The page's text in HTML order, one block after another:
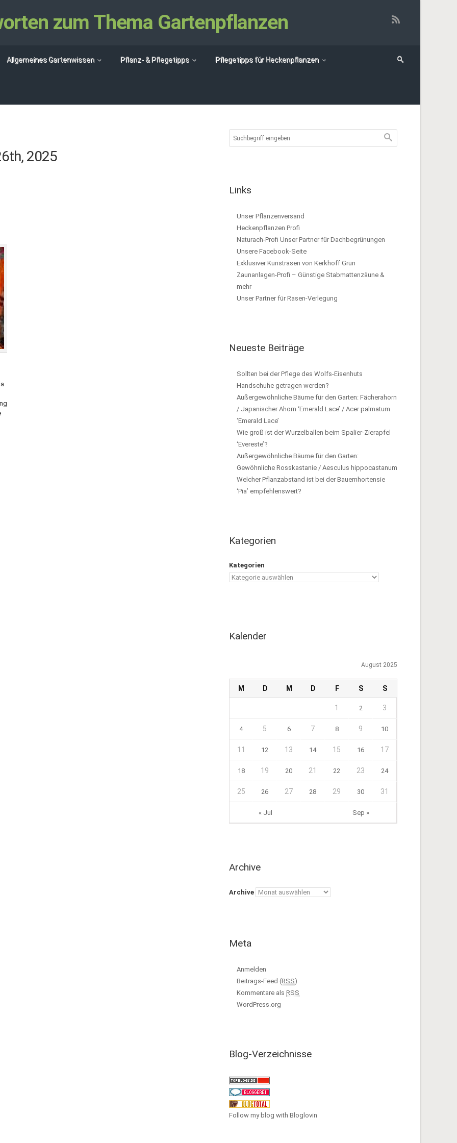
zum Thema Gartenpflanzen
Allgemeines Gartenwissen Pflanz- & Pflegetipps Pflegetipps für Heckenpflanzen
2025
Links
Unser Pflanzenversand
Heckenpflanzen Profi
Naturach-Profi Unser Partner für Dachbegrünungen
Unsere Facebook-Seite
Exklusiver Kunstrasen von Kerkhoff Grün
Zaunanlagen-Profi – Günstige Stabmattenzäune &
mehr
Unser Partner für Rasen-Verlegung
Neueste Beiträge
Sollten bei der Pflege des Wolfs-Eisenhuts
Handschuhe getragen werden?
Außergewöhnliche Bäume für den Garten: Fächerahorn
/ Japanischer Ahorn ‘Emerald Lace’ / Acer palmatum
‘Emerald Lace’
Wie groß ist der Wurzelballen beim Spalier-Zierapfel
‘Evereste’?
Außergewöhnliche Bäume für den Garten:
Gewöhnliche Rosskastanie / Aesculus hippocastanum
Welcher Pflanzabstand ist bei der Bauernhortensie
‘Pia’ empfehlenswert?
Kategorien
Kategorien
Kalender
August 2025
M D M D F S S
« Jul Sep »
1 2 3
4 5 6 7 8 9 10
11 12 13 14 15 16 17
18 19 20 21 22 23 24
25 26 27 28 29 30 31
Archive
Archive
Meta
Anmelden
Beitrags-Feed (RSS)
Kommentare als RSS
WordPress.org
Blog-Verzeichnisse
Follow my blog with Bloglovin